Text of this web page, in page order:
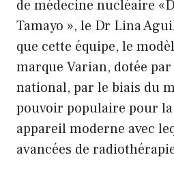
de médecine nucléaire
Tamayo », le Dr Lina
que cette équipe, le
marque Varian, dotée
national, par le biais du
pouvoir populaire pour
appareil moderne avec
avancées de